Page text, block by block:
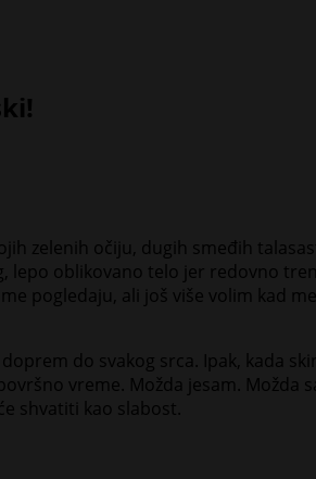
zelenih očiju, dugih smeđih
lepo oblikovano telo jer redovno
pogledaju, ali još više volim kad
do svakog srca. Ipak, kada
vreme. Možda jesam. Možda
shvatiti kao slabost.